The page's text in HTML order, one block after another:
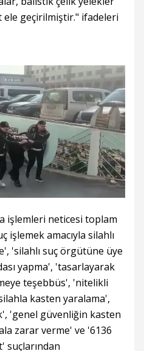
ele geçirilmiştir." ifadeleri
işlemleri neticesi toplam
işlemek amacıyla silahlı
'silahlı suç örgütüne üye
yapma', 'tasarlayarak
teşebbüs', 'nitelikli
kasten yaralama',
'genel güvenliğin kasten
zarar verme' ve '6136
suçlarından